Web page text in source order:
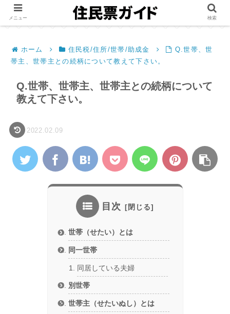
ホーム 住民税/住所/世帯/助成金
Q.世帯、世
帯主、世帯主との続柄について教えて下さい。
Q.世帯、世帯主、世帯主との続柄について
教えて下さい。
2022.02.09
目次
世帯（せたい）とは
同一世帯
同居している夫婦
別世帯
世帯主（せたいぬし）とは
メニュー 検索